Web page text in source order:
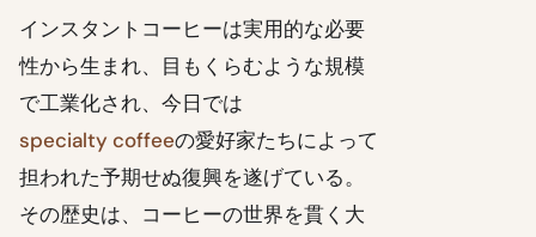
インスタントコーヒーは実用的な必要
性から生まれ、目もくらむような規模
で工業化され、今日では
specialty coffeeの愛好家たちによって
担われた予期せぬ復興を遂げている。
その歴史は、コーヒーの世界を貫く大